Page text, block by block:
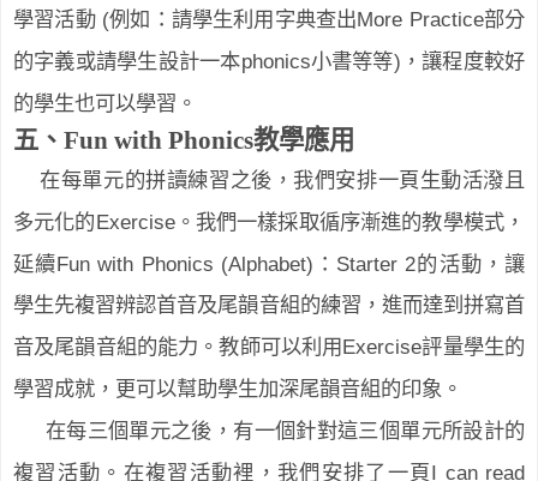
學習活動(例如：請學生利用字典查出More Practice部分
的字義或請學生設計一本phonics小書等等) ，讓程度較好
的學生也可以學習。
五、 Fun with Phonics教學應用
在每單元的拼讀練習之後，我們安排一頁生動活潑且
多元化的Exercise。我們一樣採取循序漸進的教學模式，
延續Fun with Phonics (Alphabet) ： Starter 2的活動，讓
學生先複習辨認首音及尾韻音組的練習，進而達到拼寫首
音及尾韻音組的能力。教師可以利用 Exercise評量學生的
學習成就，更可以幫助學生加深尾韻音組的印象。
在每三個單元之後，有一個針對這三個單元所設計的
複習活動。在複習活動裡，我們安排了一頁I can read